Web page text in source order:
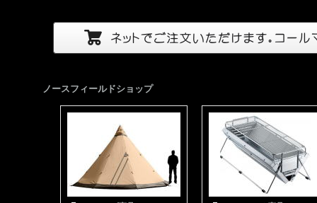
ノースフィールドショップ